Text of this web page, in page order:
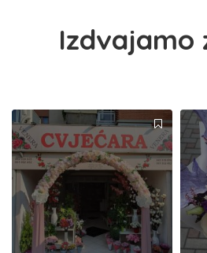
Izdvajamo